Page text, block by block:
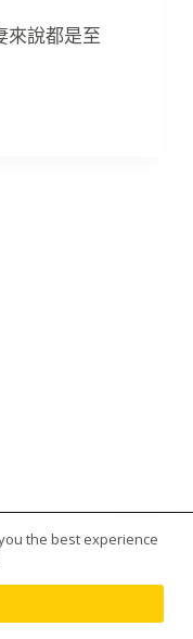
來說都是至
士|威而鋼|日本藤
the best experience